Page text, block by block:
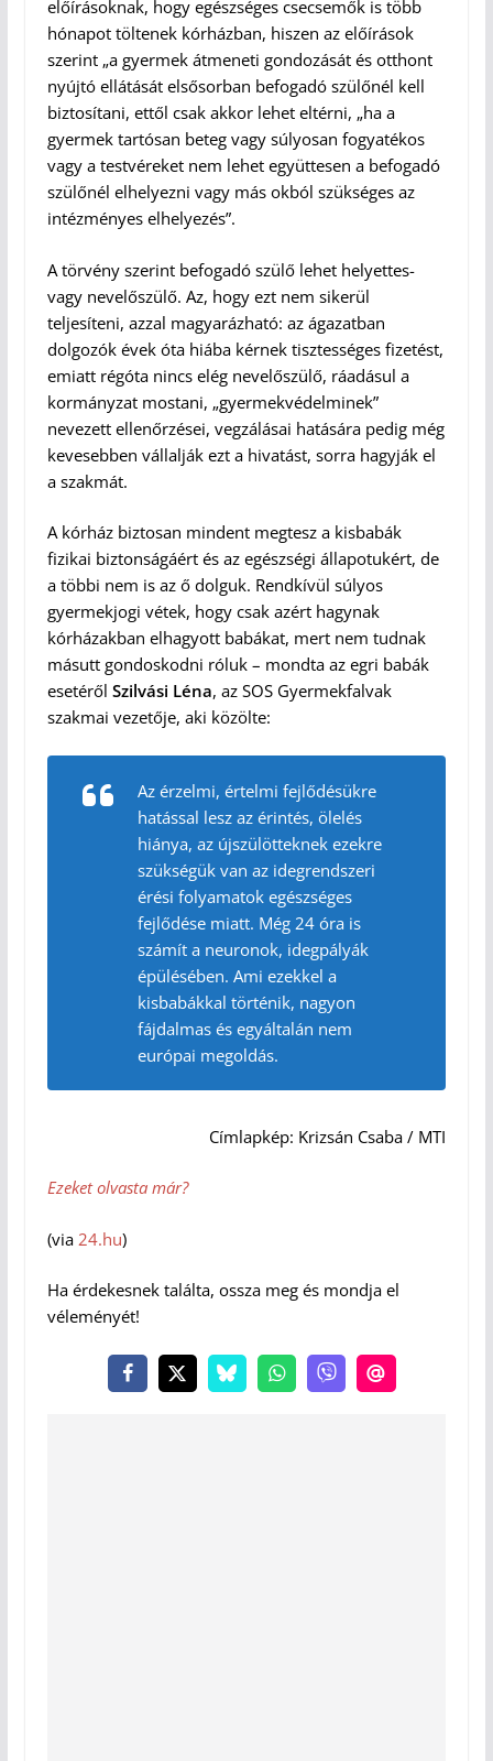
előírásoknak, hogy egészséges csecsemők is több
hónapot töltenek kórházban, hiszen az előírások
szerint „a gyermek átmeneti gondozását és otthont
nyújtó ellátását elsősorban befogadó szülőnél kell
biztosítani, ettől csak akkor lehet eltérni, „ha a
gyermek tartósan beteg vagy súlyosan fogyatékos
vagy a testvéreket nem lehet együttesen a befogadó
szülőnél elhelyezni vagy más okból szükséges az
intézményes elhelyezés”.
A törvény szerint befogadó szülő lehet helyettes-
vagy nevelőszülő. Az, hogy ezt nem sikerül
teljesíteni, azzal magyarázható: az ágazatban
dolgozók évek óta hiába kérnek tisztességes fizetést,
emiatt régóta nincs elég nevelőszülő, ráadásul a
kormányzat mostani, „gyermekvédelminek”
nevezett ellenőrzései, vegzálásai hatására pedig még
kevesebben vállalják ezt a hivatást, sorra hagyják el
a szakmát.
A kórház biztosan mindent megtesz a kisbabák
fizikai biztonságáért és az egészségi állapotukért, de
a többi nem is az ő dolguk. Rendkívül súlyos
gyermekjogi vétek, hogy csak azért hagynak
kórházakban elhagyott babákat, mert nem tudnak
másutt gondoskodni róluk – mondta az egri babák
esetéről Szilvási Léna, az SOS Gyermekfalvak
szakmai vezetője, aki közölte:
Az érzelmi, értelmi fejlődésükre
hatással lesz az érintés, ölelés
hiánya, az újszülötteknek ezekre
szükségük van az idegrendszeri
érési folyamatok egészséges
fejlődése miatt. Még 24 óra is
számít a neuronok, idegpályák
épülésében. Ami ezekkel a
kisbabákkal történik, nagyon
fájdalmas és egyáltalán nem
európai megoldás.
Címlapkép: Krizsán Csaba / MTI
Ezeket olvasta már?
(via 24.hu)
Ha érdekesnek találta, ossza meg és mondja el
véleményét!